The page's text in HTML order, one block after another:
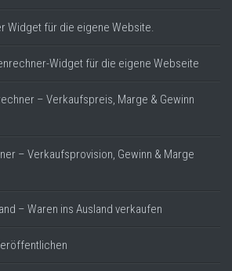
Widget für die eigene Website.
Widget für die eigene Webseite
– Verkaufspreis, Marge & Gewinn
– Verkaufsprovision, Gewinn & Marge
– Waren ins Ausland verkaufen